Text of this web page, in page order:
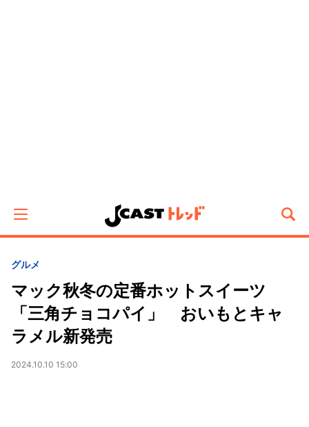
グルメ
マック秋冬の定番ホットスイーツ
「三角チョコパイ」 おいもとキャ
ラメル新発売
2024.10.10 15:00